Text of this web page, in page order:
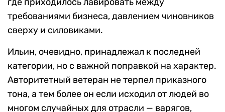
требованиями бизнеса, давлением чиновников
сверху и силовиками.
Ильин, очевидно, принадлежал к последней
категории, но с важной поправкой на характер.
Авторитетный ветеран не терпел приказного
тона, а тем более он если исходил от людей во
многом случайных для отрасли — варягов,